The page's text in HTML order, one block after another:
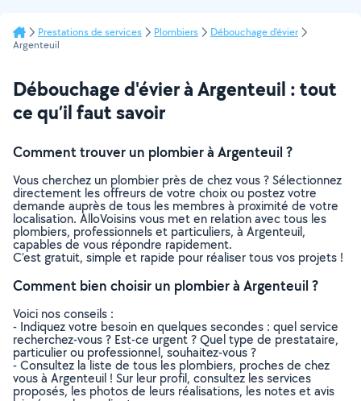
Prestations de services Plombiers
Débouchage d'évier
Argenteuil
Débouchage d'évier à Argenteuil : tout
ce qu’il faut savoir
Comment trouver un plombier à Argenteuil ?
Vous cherchez un plombier près de chez vous ? Sélectionnez
directement les offreurs de votre choix ou postez votre
demande auprès de tous les membres à proximité de votre
localisation. AlloVoisins vous met en relation avec tous les
plombiers, professionnels et particuliers, à Argenteuil,
capables de vous répondre rapidement.
C’est gratuit, simple et rapide pour réaliser tous vos projets !
Comment bien choisir un plombier à Argenteuil ?
Voici nos conseils :
- Indiquez votre besoin en quelques secondes : quel service
recherchez-vous ? Est-ce urgent ? Quel type de prestataire,
particulier ou professionnel, souhaitez-vous ?
- Consultez la liste de tous les plombiers, proches de chez
vous à Argenteuil ! Sur leur profil, consultez les services
proposés, les photos de leurs réalisations, les notes et avis